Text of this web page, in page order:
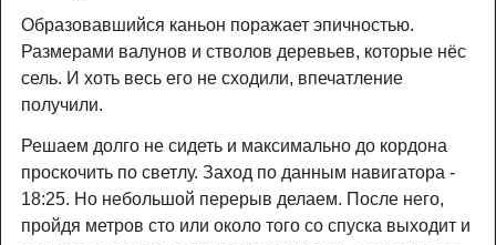
Образовавшийся каньон поражает эпичностью.
Размерами валунов и стволов деревьев, которые нёс
сель. И хоть весь его не сходили, впечатление
получили.
Решаем долго не сидеть и максимально до кордона
проскочить по светлу. Заход по данным навигатора -
18:25. Но небольшой перерыв делаем. После него,
пройдя метров сто или около того со спуска выходит и